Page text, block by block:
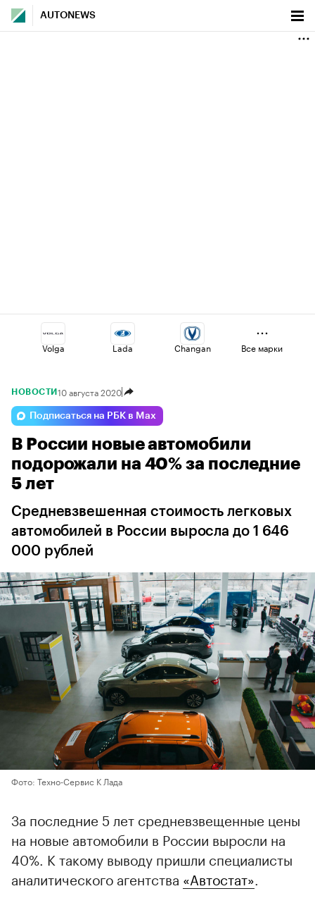
AUTONEWS
Volga Lada Changan
Esteo Jaecoo
Haval Omoda Geely
Все марки
НОВОСТИ 10 августа 2020
Подписаться на РБК в Max
В России новые автомобили
подорожали на 40% за последние
5 лет
Средневзвешенная стоимость легковых
автомобилей в России выросла до 1 646
000 рублей
Фото: Техно-Сервис К Лада
За последние 5 лет средневзвещенные цены
на новые автомобили в России выросли на
40%. К такому выводу пришли специалисты
аналитического агентства «Автостат»